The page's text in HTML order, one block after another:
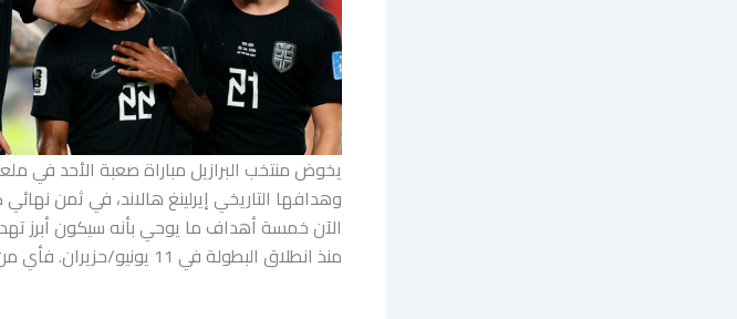
يخوض منتخب البرازيل مباراة صعبة الأحد في
الآن خمسة أهداف ما يوحي بأنه سيكون أبرز
منذ انطلاق البطولة في 11 يونيو/حزيران. فأي من الفريقين سيترشح للدور ربع النهائي؟